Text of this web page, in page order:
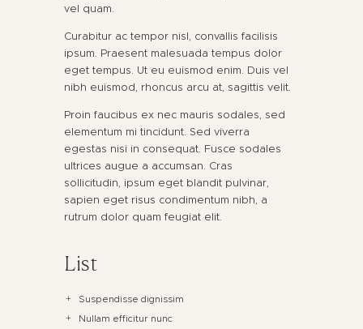
vel quam.
Curabitur ac tempor nisl, convallis facilisis
ipsum. Praesent malesuada tempus dolor
eget tempus. Ut eu euismod enim. Duis vel
nibh euismod, rhoncus arcu at, sagittis velit.
Proin faucibus ex nec mauris sodales, sed
elementum mi tincidunt. Sed viverra
egestas nisi in consequat. Fusce sodales
ultrices augue a accumsan. Cras
sollicitudin, ipsum eget blandit pulvinar,
sapien eget risus condimentum nibh, a
rutrum dolor quam feugiat elit.
List
Suspendisse dignissim
Nullam efficitur nunc